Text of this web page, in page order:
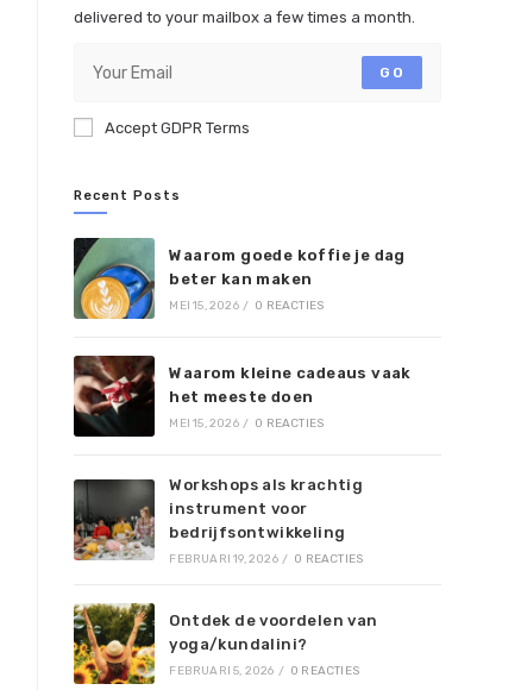
delivered to your mailbox a few times a month.
GO
Accept GDPR Terms
Recent Posts
Waarom goede koffie je dag
beter kan maken
MEI 15, 2026 / 0 REACTIES
Waarom kleine cadeaus vaak
het meeste doen
MEI 15, 2026 / 0 REACTIES
Workshops als krachtig
instrument voor
bedrijfsontwikkeling
FEBRUARI 19, 2026 / 0 REACTIES
Ontdek de voordelen van
yoga/kundalini?
FEBRUARI 5, 2026 / 0 REACTIES